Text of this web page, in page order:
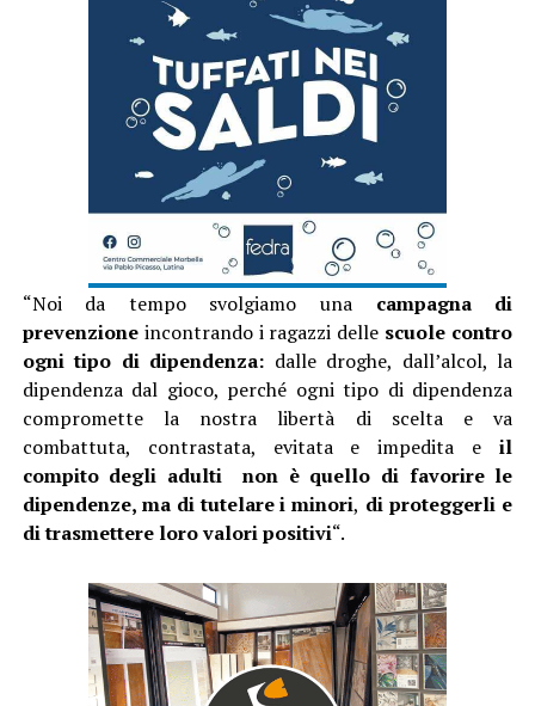
“Noi da tempo svolgiamo una campagna di
prevenzioneincontrando i ragazzi delle scuole contro
ogni tipo di dipendenza: dalle droghe, dall’alcol, la
dipendenza dal gioco, perché ogni tipo di dipendenza
compromette la nostra libertà di scelta e va
combattuta, contrastata, evitata e impedita eil
compito degli adulti non è quello di favorire le
dipendenze, ma di tutelare i minori, di proteggerli e
di trasmettere loro valori positivi“.